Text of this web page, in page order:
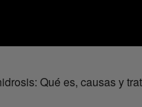
Qué es, causas y